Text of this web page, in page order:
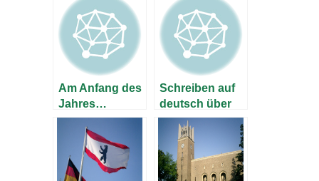
Am Anfang des
Jahres…
Schreiben auf
deutsch über
Japan